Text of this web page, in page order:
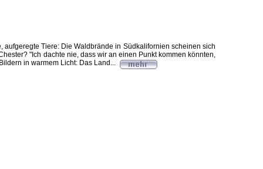
aufgeregte Tiere: Die Waldbrände in Südkalifornien scheinen sich
"Ich dachte nie, dass wir an einen Punkt kommen könnten,
in warmem Licht: Das Land...